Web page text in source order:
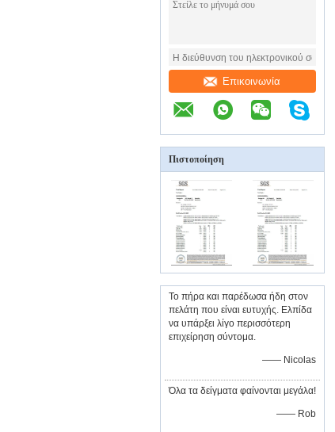
Επικοινωνία
Πιστοποίηση
Το πήρα και παρέδωσα ήδη στον
πελάτη που είναι ευτυχής. Ελπίδα
να υπάρξει λίγο περισσότερη
επιχείρηση σύντομα.
—— Nicolas
Όλα τα δείγματα φαίνονται μεγάλα!
—— Rob